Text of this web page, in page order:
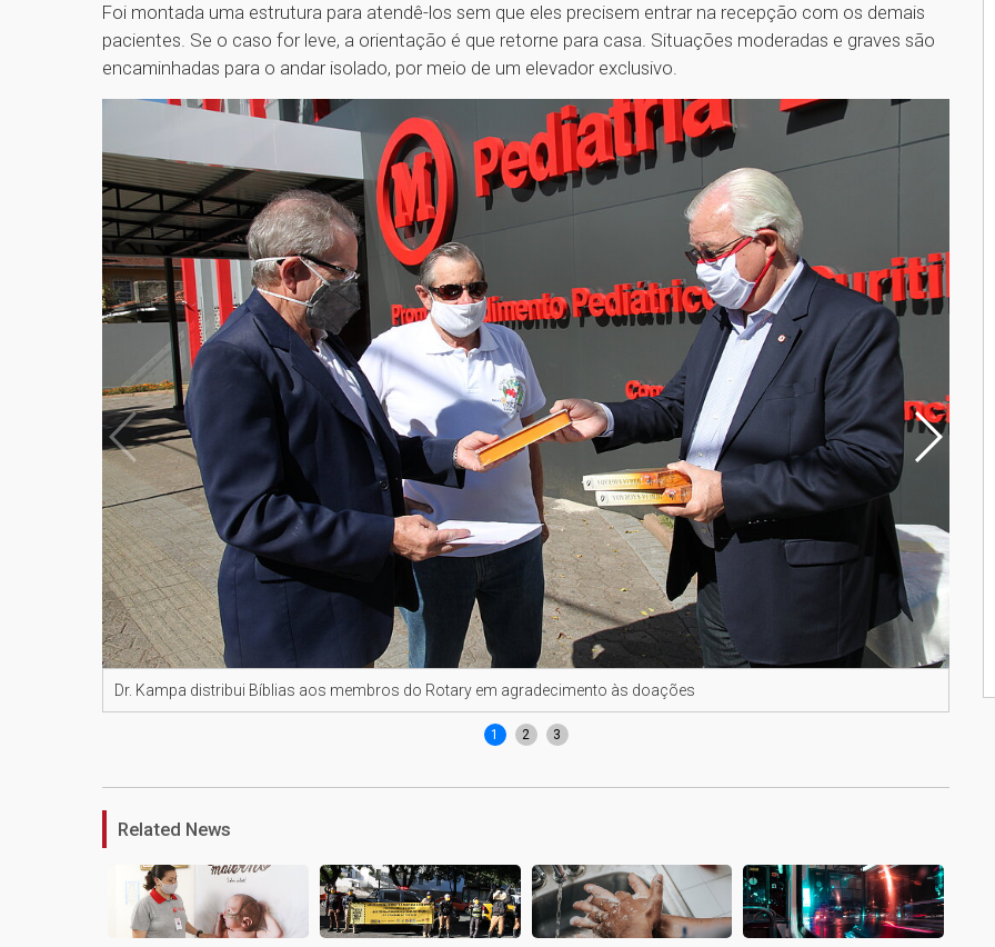
Foi montada uma estrutura para atendê-los sem que eles precisem entrar na recepção com os demais
pacientes. Se o caso for leve, a orientação é que retorne para casa. Situações moderadas e graves são
encaminhadas para o andar isolado, por meio de um elevador exclusivo.
Dr. Kampa distribui Bíblias aos membros do Rotary em agradecimento às doações
1 2 3
Related News